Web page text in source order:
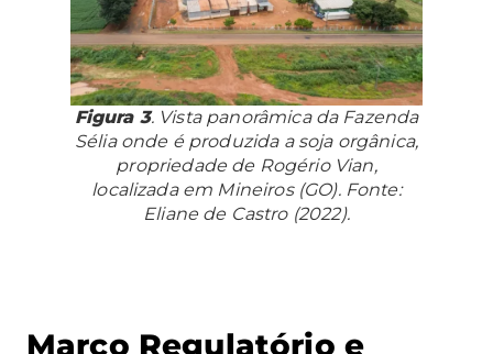
Figura 3. Vista panorâmica da Fazenda
Sélia onde é produzida a soja orgânica,
propriedade de Rogério Vian,
localizada em Mineiros (GO). Fonte:
Eliane de Castro (2022).
Marco Regulatório e